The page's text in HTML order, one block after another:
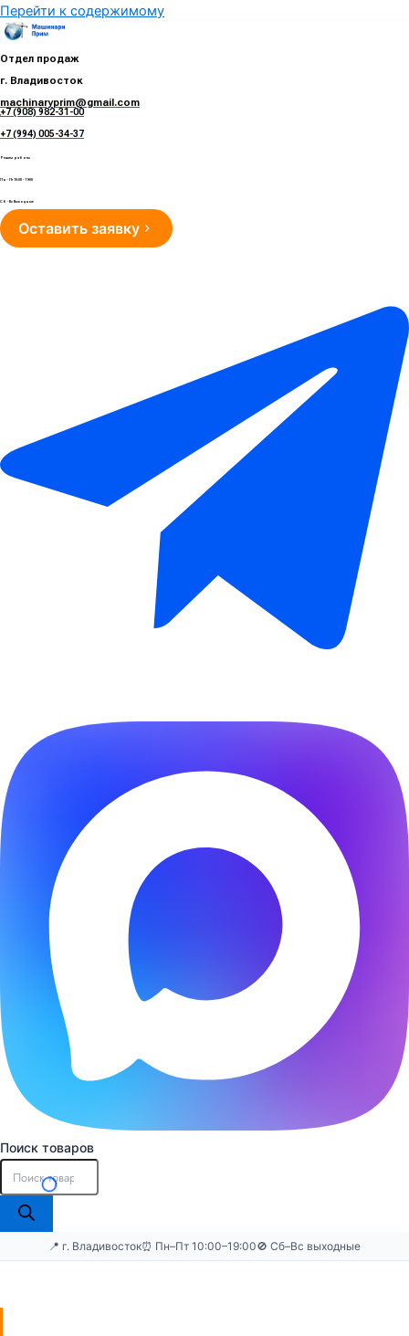
Перейти к содержимому
Отдел продаж
г. Владивосток
machinaryprim@gmail.com
+7 (908) 982-31-00
+7 (994) 005-34-37
Режим работы
Пн - Пт 10:00 - 19:00
Сб - Вс Выходные
Оставить заявку
Поиск товаров
📍 г. Владивосток⏰ Пн–Пт 10:00–19:00🚫 Сб–Вс выходные